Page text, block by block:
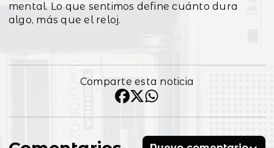
mental. Lo que sentimos define cuánto dura
algo, más que el reloj.
Comparte esta noticia